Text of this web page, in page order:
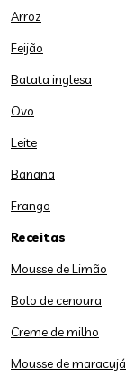
Arroz
Feijão
Batata inglesa
Ovo
Leite
Banana
Frango
Receitas
Mousse de Limão
Bolo de cenoura
Creme de milho
Mousse de maracujá